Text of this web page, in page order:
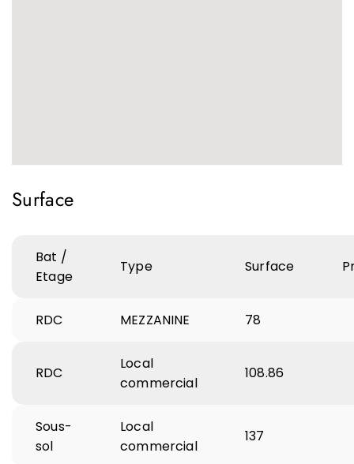
Surface
Bat /
Etage
Type Surface
RDC MEZZANINE 78
RDC
Local
commercial
108.86
Sous-
sol
Local
commercial
137